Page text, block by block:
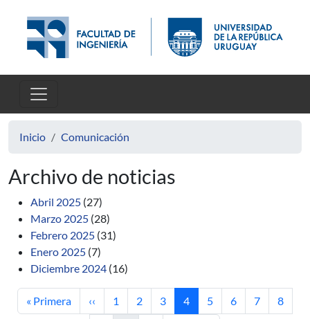
Inicio Comunicación
Archivo de noticias
Abril 2025 (27)
Marzo 2025 (28)
Febrero 2025 (31)
Enero 2025 (7)
Diciembre 2024 (16)
Primera página
« Primera Página anterior
‹‹ Página
1 Página
2 Página
3 Página actual
4 Página
5 Página
6 Página
7 Página
8